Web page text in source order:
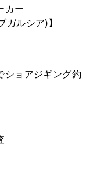
カー
ガルシア)】
ョアジギング釣